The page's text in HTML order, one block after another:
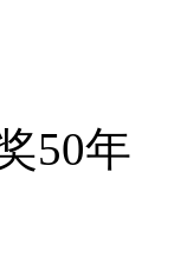
50年